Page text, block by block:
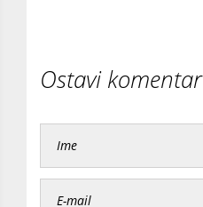
Ostavi komentar